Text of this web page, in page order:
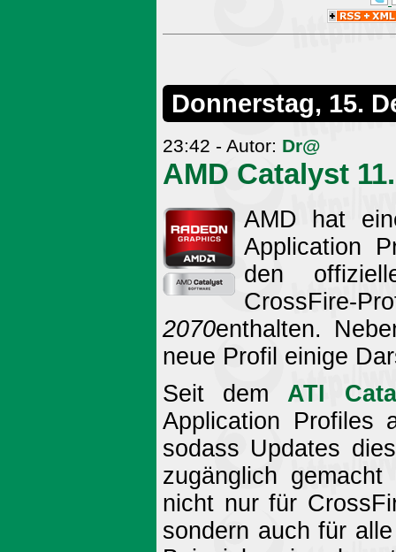
Donnerstag, 15.
23:42 - Autor: Dr@
AMD Catalyst
AMD hat
Application
den
2070enthalten.
neue Profil einige
Seit dem ATI
Application Profiles
sodass Updates
zugänglich
nicht nur für
sondern auch für